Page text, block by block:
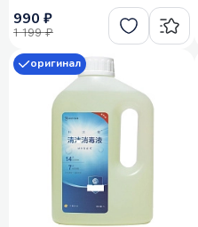
990 ₽
1 199 ₽
оригинал